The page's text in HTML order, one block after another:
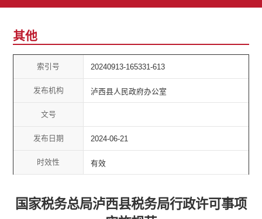
其他
索引号 20240913-165331-613
发布机构 泸西县人民政府办公室
文号
发布日期 2024-06-21
时效性 有效
国家税务总局泸西县税务局行政许可事项